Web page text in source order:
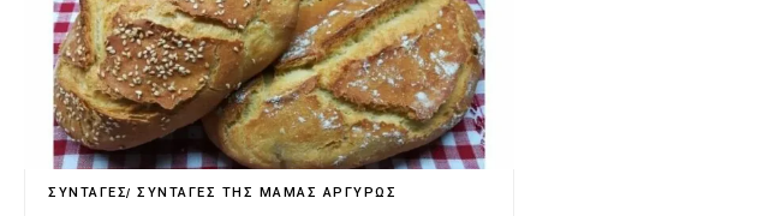
ΣΥΝΤΑΓΈΣ ΣΥΝΤΑΓΈΣ ΤΗΣ ΜΑΜΆΣ ΑΡΓΥΡΏΣ